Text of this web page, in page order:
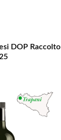
DOP Raccolto